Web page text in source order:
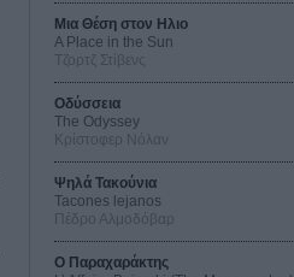
Μια Θέση στον Ηλιο
A Place in the Sun
Τζορτζ Στίβενς
Οδύσσεια
The Odyssey
Κρίστοφερ Νόλαν
Ψηλά Τακούνια
Tacones lejanos
Πέδρο Αλμοδόβαρ
Ο Παραχαράκτης